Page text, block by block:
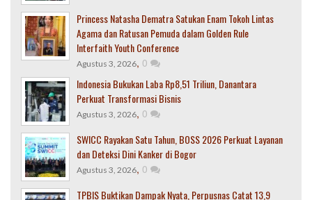
Princess Natasha Dematra Satukan Enam Tokoh Lintas
Agama dan Ratusan Pemuda dalam Golden Rule
Interfaith Youth Conference
Agustus 3, 2026, 0
Indonesia Bukukan Laba Rp8,51 Triliun, Danantara
Perkuat Transformasi Bisnis
Agustus 3, 2026, 0
SWICC Rayakan Satu Tahun, BOSS 2026 Perkuat Layanan
dan Deteksi Dini Kanker di Bogor
Agustus 3, 2026, 0
TPBIS Buktikan Dampak Nyata, Perpusnas Catat 13,9